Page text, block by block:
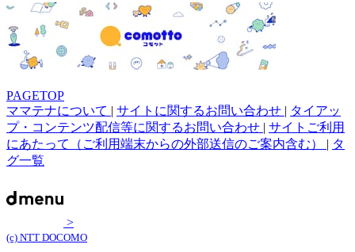
PAGETOP
ママテナについて | サイトに関するお問い合わせ | タイアッ
プ・コンテンツ配信等に関するお問い合わせ | サイトご利用
にあたって（ご利用端末からの外部送信のご案内含む） | タ
グ一覧
>
(c) NTT DOCOMO